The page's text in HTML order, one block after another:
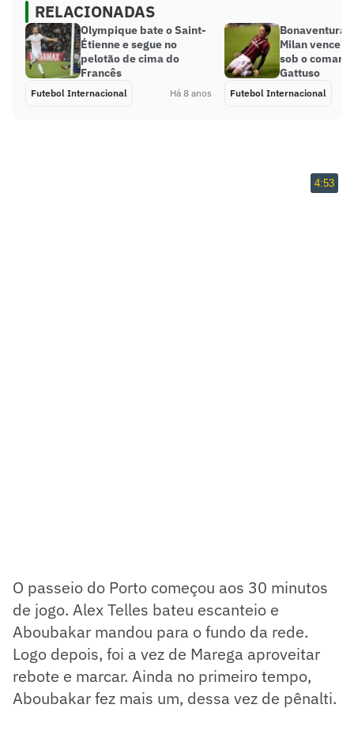
RELACIONADAS
Olympique bate o Saint-
Étienne e segue no
pelotão de cima do
Francês
Futebol Internacional Há 8 anos
Bonaventura
Milan vence
sob o
Gattuso
Futebol Internacional
O passeio do Porto começou aos 30 minutos
de jogo. Alex Telles bateu escanteio e
Aboubakar mandou para o fundo da rede.
Logo depois, foi a vez de Marega aproveitar
rebote e marcar. Ainda no primeiro tempo,
Aboubakar fez mais um, dessa vez de pênalti.